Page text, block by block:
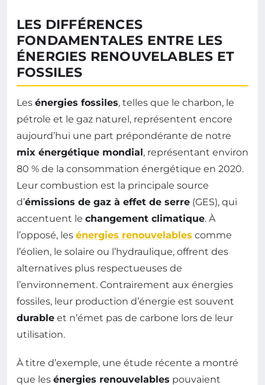
LES DIFFÉRENCES
FONDAMENTALES ENTRE LES
ÉNERGIES RENOUVELABLES ET
FOSSILES
Les énergies fossiles, telles que le charbon, le
pétrole et le gaz naturel, représentent encore
aujourd’hui une part prépondérante de notre
mix énergétique mondial, représentant environ
80 % de la consommation énergétique en 2020.
Leur combustion est la principale source
d’émissions de gaz à effet de serre (GES), qui
accentuent le changement climatique. À
l’opposé, les énergies renouvelables comme
l’éolien, le solaire ou l’hydraulique, offrent des
alternatives plus respectueuses de
l’environnement. Contrairement aux énergies
fossiles, leur production d’énergie est souvent
durable et n’émet pas de carbone lors de leur
utilisation.
À titre d’exemple, une étude récente a montré
que les énergies renouvelables pouvaient